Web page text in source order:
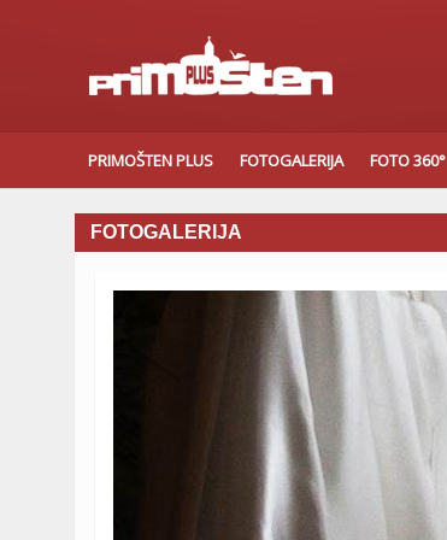
PRIMOŠTEN PLUS FOTOGALERIJA FOTO 360°
FOTOGALERIJA